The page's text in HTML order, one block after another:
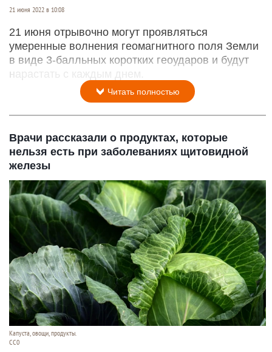
21 июня 2022 в 10:08
21 июня отрывочно могут проявляться
умеренные волнения геомагнитного поля Земли
в виде 3-балльных коротких геоударов и будут
нарастать с каждым днем.
Читать полностью
Врачи рассказали о продуктах, которые
нельзя есть при заболеваниях щитовидной
железы
Капуста, овощи, продукты.
СС0